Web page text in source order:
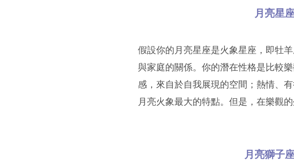
月亮星
假設你的月亮星座是火象星座，即牡
與家庭的關係。你的潛在性格是比較
感，來自於自我展現的空間；熱情、
月亮火象最大的特點。但是，在樂觀
月亮獅子